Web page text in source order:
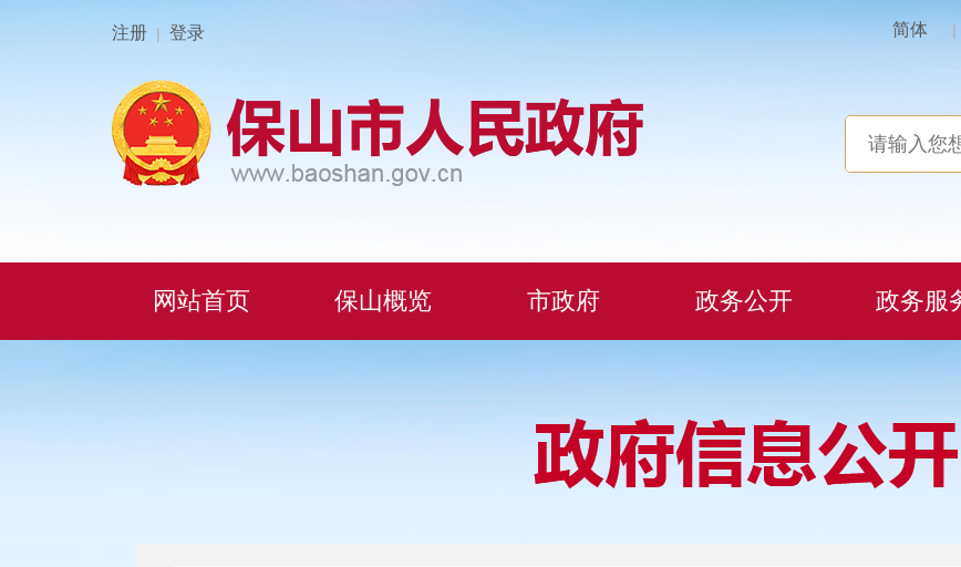
注册 | 登录 简体 |
网站首页 保山概览 市政府 政务公开 政务服